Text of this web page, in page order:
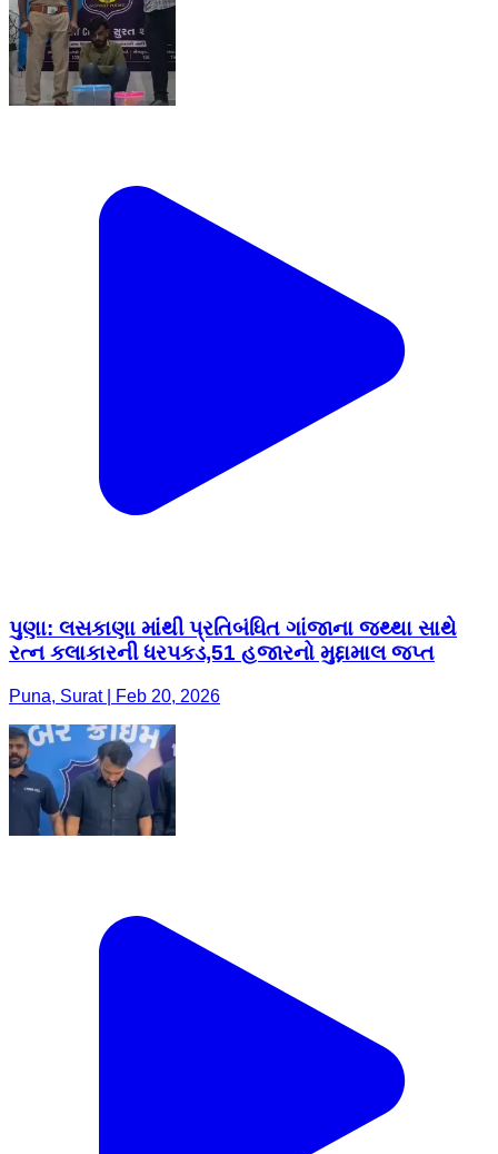
પુણા: લસકાણા માંથી પ્રતિબંધિત ગાંજાના જથ્થા સાથે
રત્ન કલાકારની ધરપકડ,51 હજારનો મુદ્દામાલ જપ્ત
Puna, Surat | Feb 20, 2026